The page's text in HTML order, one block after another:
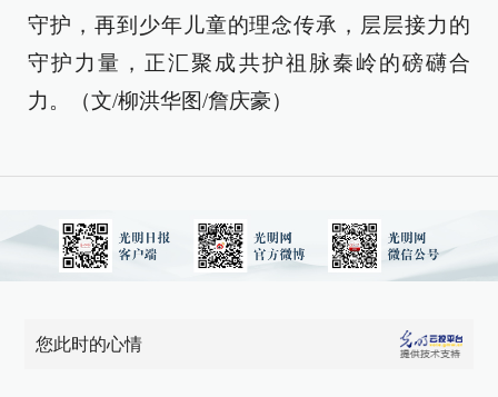
守护，再到少年儿童的理念传承，层层接力的
守护力量，正汇聚成共护祖脉秦岭的磅礴合
力。（文/柳洪华图/詹庆豪）
您此时的心情